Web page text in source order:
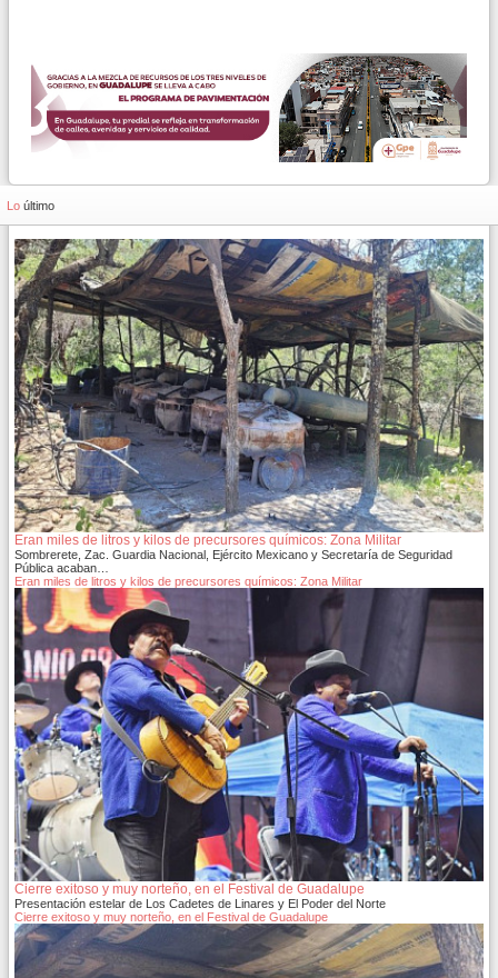
Lo último
Eran miles de litros y kilos de precursores químicos: Zona Militar
Sombrerete, Zac. Guardia Nacional, Ejército Mexicano y Secretaría de Seguridad
Pública acaban…
Eran miles de litros y kilos de precursores químicos: Zona Militar
Cierre exitoso y muy norteño, en el Festival de Guadalupe
Presentación estelar de Los Cadetes de Linares y El Poder del Norte
Cierre exitoso y muy norteño, en el Festival de Guadalupe